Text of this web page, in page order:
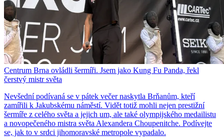
Centrum Brna ovládli šermíři. Jsem jako Kung Fu Panda, řekl
čerstvý mistr světa
Nevšední podívaná se v pátek večer naskytla Brňanům, kteří
zamířili k Jakubskému náměstí. Vidět totiž mohli nejen prestižní
šermíře z celého světa a jejich um, ale také olympijského medailistu
a novopečeného mistra světa Alexandera Choupenitche. Podívejte
se, jak to v srdci jihomoravské metropole vypadalo.